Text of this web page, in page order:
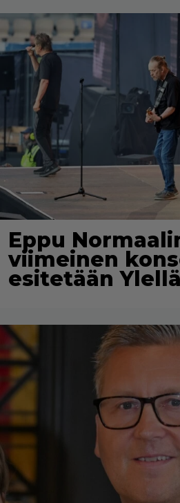
Eppu
viimeinen
esitetään Ylellä